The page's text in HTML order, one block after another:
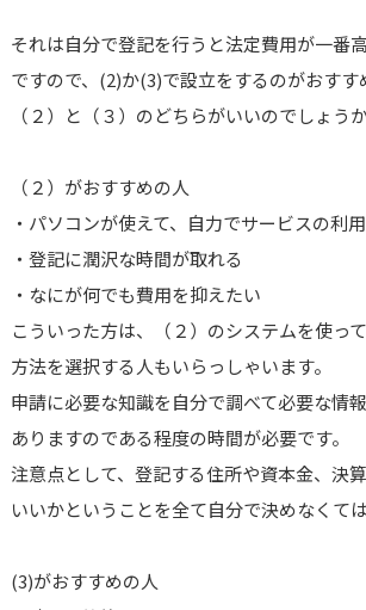
それは自分で登記を行うと法定費用が一番
ですので、(2)か(3)で設立をするのがおすす
（２）と（３）のどちらがいいのでしょう
（２）がおすすめの人
・パソコンが使えて、自力でサービスの利
・登記に潤沢な時間が取れる
・なにが何でも費用を抑えたい
こういった方は、（２）のシステムを使っ
方法を選択する人もいらっしゃいます。
申請に必要な知識を自分で調べて必要な情
ありますのである程度の時間が必要です。
注意点として、登記する住所や資本金、決
いいかということを全て自分で決めなくて
(3)がおすすめの人